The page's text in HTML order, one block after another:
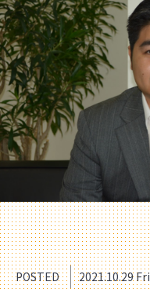
POSTED 2021.10.29 Fri